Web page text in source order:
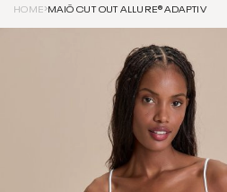
HOME MAIÔ CUT OUT ALLURE® ADAPTIV